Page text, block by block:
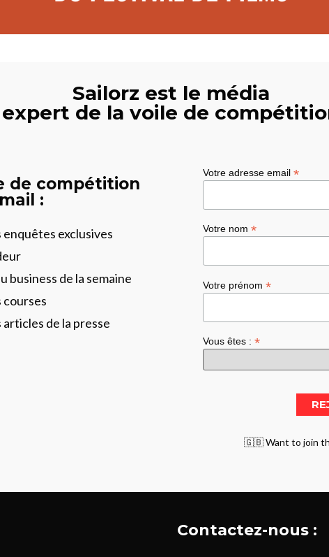
Sailorz est le média
expert de la voile de
de compétition
:
exclusives
business de la semaine
courses
de la presse
Votre adresse email *
Votre nom *
Votre prénom *
Vous êtes : *
🇬🇧 Want to join
Contactez-nous :